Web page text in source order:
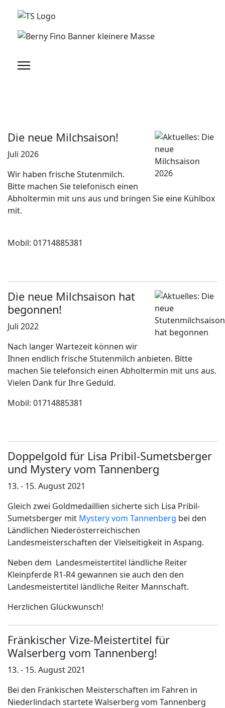
Die neue Milchsaison!
Juli 2026
Wir haben frische Stutenmilch.
Bitte machen Sie telefonisch einen
Abholtermin mit uns aus und bringen Sie eine Kühlbox
mit.
Mobil: 01714885381
Die neue Milchsaison hat
begonnen!
Juli 2022
Nach langer Wartezeit können wir
Ihnen endlich frische Stutenmilch anbieten. Bitte
machen Sie telefonsich einen Abholtermin mit uns aus.
Vielen Dank für Ihre Geduld.
Mobil: 01714885381
Doppelgold für Lisa Pribil-Sumetsberger
und Mystery vom Tannenberg
13. - 15. August 2021
Gleich zwei Goldmedaillien sicherte sich Lisa Pribil-
Sumetsberger mit Mystery vom Tannenberg bei den
Ländlichen Niederösterreichischen
Landesmeisterschaften der Vielseitigkeit in Aspang.
Neben dem Landesmeistertitel ländliche Reiter
Kleinpferde R1-R4 gewannen sie auch den den
Landesmeistertitel ländliche Reiter Mannschaft.
Herzlichen Glückwunsch!
Fränkischer Vize-Meistertitel für
Walserberg vom Tannenberg!
13. - 15. August 2021
Bei den Fränkischen Meisterschaften im Fahren in
Niederlindach startete Walserberg vom Tannenberg